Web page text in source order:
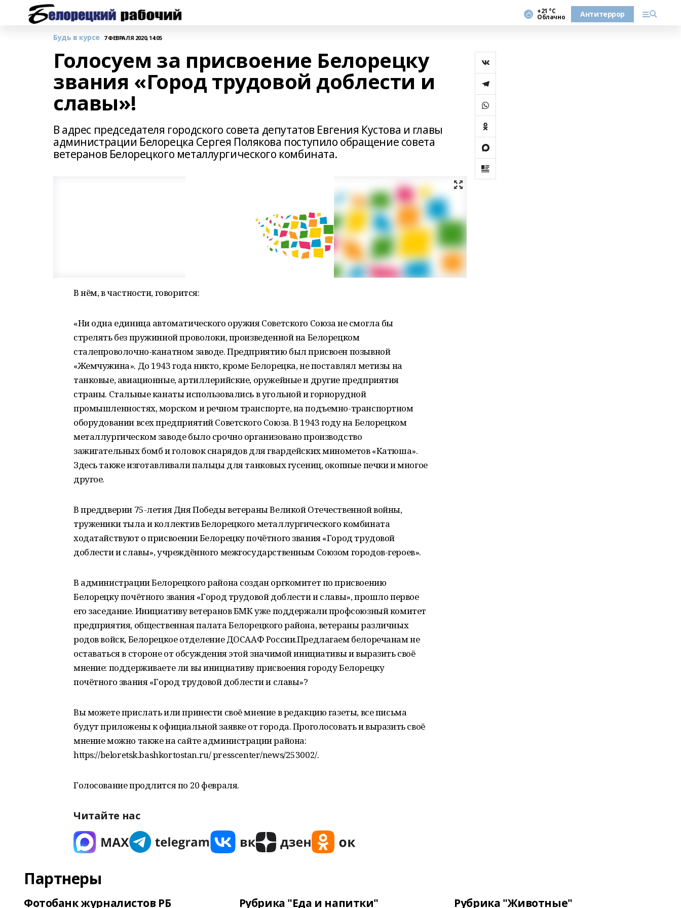
+21 °С
Облачно Антитеррор
Будь в курсе 7 ФЕВРАЛЯ 2020, 14:05
Голосуем за присвоение Белорецку
звания «Город трудовой доблести и
славы»!
В адрес председателя городского совета депутатов Евгения Кустова и главы
администрации Белорецка Сергея Полякова поступило обращение совета
ветеранов Белорецкого металлургического комбината.
В нём, в частности, говорится:
«Ни одна единица автоматического оружия Советского Союза не смогла бы
стрелять без пружинной проволоки, произведенной на Белорецком
сталепроволочно-канатном заводе. Предприятию был присвоен позывной
«Жемчужина». До 1943 года никто, кроме Белорецка, не поставлял метизы на
танковые, авиационные, артиллерийские, оружейные и другие предприятия
страны. Стальные канаты использовались в угольной и горнорудной
промышленностях, морском и речном транспорте, на подъемно-транспортном
оборудовании всех предприятий Советского Союза. В 1943 году на Белорецком
металлургическом заводе было срочно организовано производство
зажигательных бомб и головок снарядов для гвардейских минометов «Катюша».
Здесь также изготавливали пальцы для танковых гусениц, окопные печки и многое
другое.
В преддверии 75-летия Дня Победы ветераны Великой Отечественной войны,
труженики тыла и коллектив Белорецкого металлургического комбината
ходатайствуют о присвоении Белорецку почётного звания «Город трудовой
доблести и славы», учреждённого межгосударственным Союзом городов-героев».
В администрации Белорецкого района создан оргкомитет по присвоению
Белорецку почётного звания «Город трудовой доблести и славы», прошло первое
его заседание. Инициативу ветеранов БМК уже поддержали профсоюзный комитет
предприятия, общественная палата Белорецкого района, ветераны различных
родов войск, Белорецкое отделение ДОСААФ России.Предлагаем белоречанам не
оставаться в стороне от обсуждения этой значимой инициативы и выразить своё
мнение: поддерживаете ли вы инициативу присвоения городу Белорецку
почётного звания «Город трудовой доблести и славы»?
Вы можете прислать или принести своё мнение в редакцию газеты, все письма
будут приложены к официальной заявке от города. Проголосовать и выразить своё
мнение можно также на сайте администрации района:
https://beloretsk.bashkortostan.ru/ presscenter/news/253002/.
Голосование продлится по 20 февраля.
Читайте нас
Партнеры
Фотобанк журналистов РБ Рубрика "Еда и напитки" Рубрика "Животные"